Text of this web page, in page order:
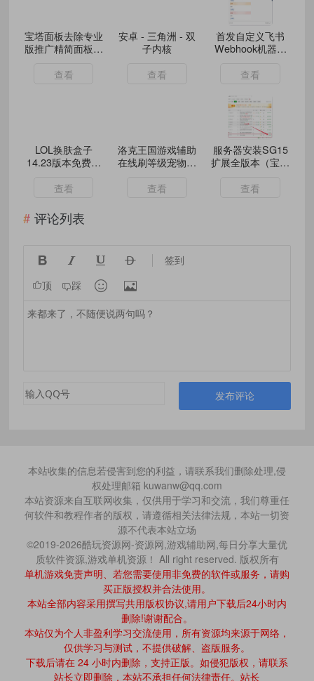
宝塔面板去除专业
版推广精简面板不
查看
安卓 - 三角洲 - 双
子内核
查看
首发自定义飞书
Webhook机器人
查看
LOL换肤盒子
14.23版本免费版
查看
洛克王国游戏辅助
在线刷等级宠物自
查看
服务器安装SG15
扩展全版本（宝塔
用）完整教程
查看
评论列表
    签到
顶 踩  
发布评论
本站收集的信息若侵害到您的利益，请联系我们删除处理,侵
权处理邮箱 kuwanw@qq.com
本站资源来自互联网收集，仅供用于学习和交流，我们尊重任
何软件和教程作者的版权，请遵循相关法律法规，本站一切资
源不代表本站立场
©2019-2026酷玩资源网-资源网,游戏辅助网,每日分享大量优
质软件资源,游戏单机资源！ All right reserved. 版权所有
单机游戏免责声明、若您需要使用非免费的软件或服务，请购
买正版授权并合法使用。
本站全部内容采用撰写共用版权协议,请用户下载后24小时内
删除!谢谢配合。
本站仅为个人非盈利学习交流使用，所有资源均来源于网络，
仅供学习与测试，不提供破解、盗版服务。
下载后请在 24 小时内删除，支持正版。如侵犯版权，请联系
站长立即删除，本站不承担任何法律责任。站长